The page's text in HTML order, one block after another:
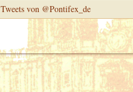
Tweets von @Pontifex_de